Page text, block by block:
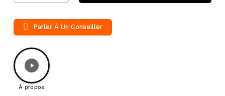
Parler À Un Conseiller
À propos